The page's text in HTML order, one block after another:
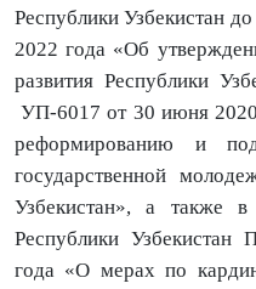
Республики Узбекистан
2022 года «Об
развития Республики
УП-6017 от 30 июня
реформированию и
государственной
Узбекистан», а также в
Республики
года «О мерах по